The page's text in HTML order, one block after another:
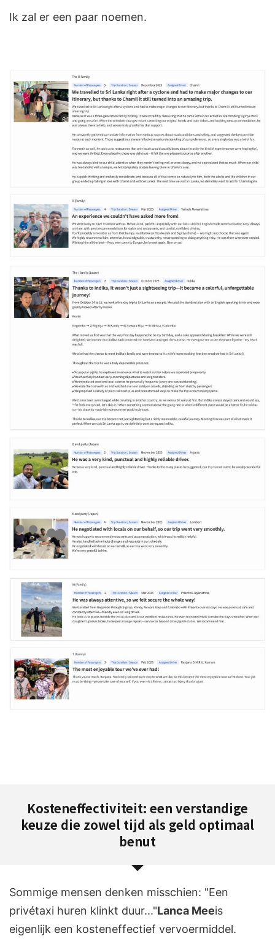
Ik zal er een paar noemen.
Kosteneffectiviteit: een verstandige
keuze die zowel tijd als geld optimaal
benut
Sommige mensen denken misschien: "Een
privétaxi huren klinkt duur..."Lanca Meeis
eigenlijk een kosteneffectief vervoermiddel.